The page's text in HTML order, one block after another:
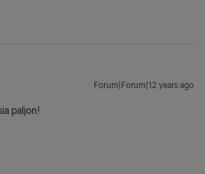
Forum|Forum|12 years ago
paljon!